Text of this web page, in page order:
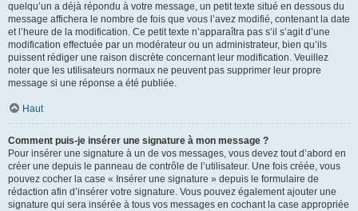
quelqu’un a déjà répondu à votre message, un petit texte situé en dessous du
message affichera le nombre de fois que vous l’avez modifié, contenant la date
et l’heure de la modification. Ce petit texte n’apparaîtra pas s’il s’agit d’une
modification effectuée par un modérateur ou un administrateur, bien qu’ils
puissent rédiger une raison discrète concernant leur modification. Veuillez
noter que les utilisateurs normaux ne peuvent pas supprimer leur propre
message si une réponse a été publiée.
Haut
Comment puis-je insérer une signature à mon message ?
Pour insérer une signature à un de vos messages, vous devez tout d’abord en
créer une depuis le panneau de contrôle de l’utilisateur. Une fois créée, vous
pouvez cocher la case « Insérer une signature » depuis le formulaire de
rédaction afin d’insérer votre signature. Vous pouvez également ajouter une
signature qui sera insérée à tous vos messages en cochant la case appropriée